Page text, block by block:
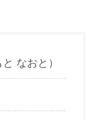
なおと）